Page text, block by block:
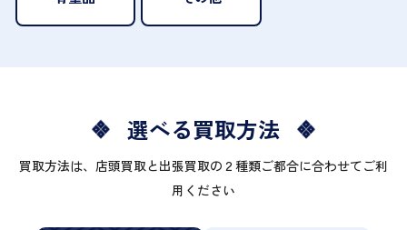
選べる買取方法
買取方法は、店頭買取と出張買取の２種類ご都合に合わせてご利
用ください